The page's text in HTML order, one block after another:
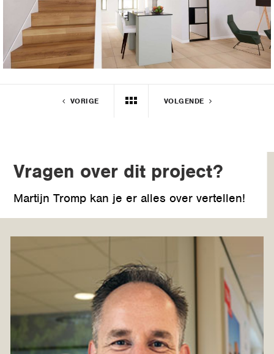
VORIGE VOLGENDE
Vragen over dit project?
Martijn Tromp kan je er alles over vertellen!